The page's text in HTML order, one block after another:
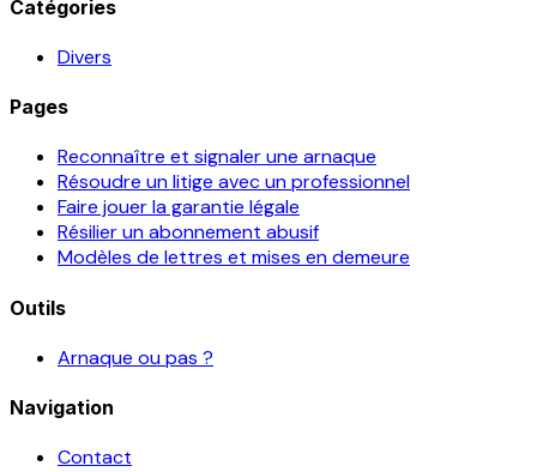
Catégories
Divers
Pages
Reconnaître et signaler une arnaque
Résoudre un litige avec un professionnel
Faire jouer la garantie légale
Résilier un abonnement abusif
Modèles de lettres et mises en demeure
Outils
Arnaque ou pas ?
Navigation
Contact